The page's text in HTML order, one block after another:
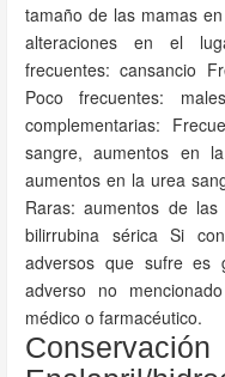
tamaño de las mamas
alteraciones en el
frecuentes: cansancio
Poco frecuentes:
complementarias:
sangre, aumentos en
aumentos en la urea
Raras: aumentos de
bilirrubina sérica Si
adversos que sufre es
adverso no
médico o farmacéutico.
Conservación